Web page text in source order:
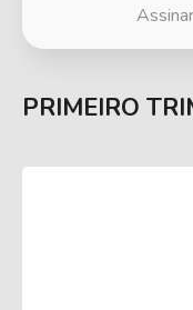
PRIMEIRO